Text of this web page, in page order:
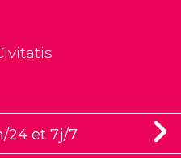
24 et 7j/7